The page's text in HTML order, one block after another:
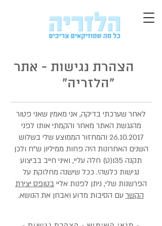
הצהרת נגישות - אתר
"הלזריה"
לאחר שערכתי בדיקה, אני מאמין שאני פטור
מהנגשת האתר מאחר והקמתי אותו לפני
26.10.2017 והמחזור הממוצע שלי בשלוש
השנים האחרונות היה פחות ממיליון ש"ח ולכן
תקנה 35ו(ט) חלה עליי, ואיני חייב בביצוע
נגישות כלשהי. ככל שישנה מחלוקת על
הפרשנות שלי, ניתן לפנות אליי בטופס יצירת
הקשר עם הסיבות מדוע ואבחן את הנושא.